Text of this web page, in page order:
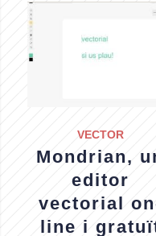
VECTOR
Mondrian,
editor
vectorial
line i